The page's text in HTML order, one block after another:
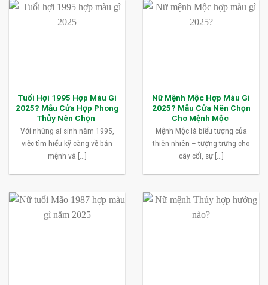
Tuổi Hợi 1995 Hợp Màu Gì
2025? Mẫu Cửa Hợp Phong
Thủy Nên Chọn
Với những ai sinh năm 1995,
việc tìm hiểu kỹ càng về bản
mệnh và [...]
Nữ Mệnh Mộc Hợp Màu Gì
2025? Mẫu Cửa Nên Chọn
Cho Mệnh Mộc
Mệnh Mộc là biểu tượng của
thiên nhiên – tượng trưng cho
cây cối, sự [...]